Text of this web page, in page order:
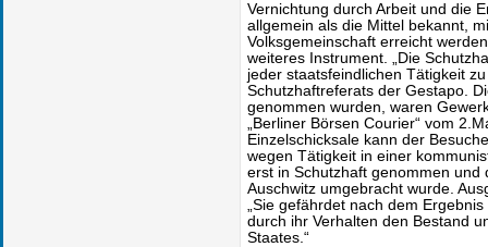
Vernichtung durch Arbeit und die
allgemein als die Mittel bekannt,
Volksgemeinschaft erreicht
weiteres Instrument. „Die
jeder staatsfeindlichen Tätigkeit
Schutzhaftreferats der Gestapo.
genommen wurden, waren
„Berliner Börsen Courier“ vom
Einzelschicksale kann der
wegen Tätigkeit in einer
erst in Schutzhaft genommen
Auschwitz umgebracht wurde.
„Sie gefährdet nach dem
durch ihr Verhalten den Bestand
Staates.“